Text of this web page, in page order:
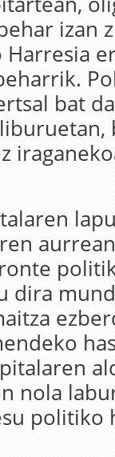
izan
bat
dira
nola